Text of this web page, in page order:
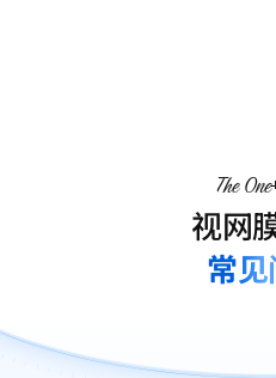
The One
视网
常